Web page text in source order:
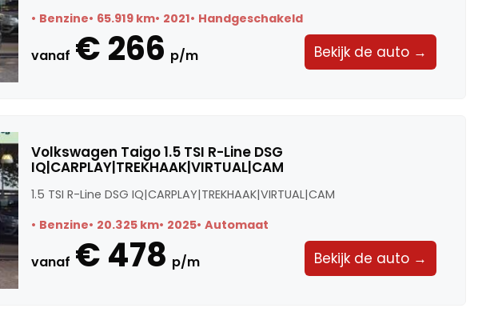
Benzine 65.919 km 2021 Handgeschakeld
vanaf € 266 p/m Bekijk de auto →
Volkswagen Taigo 1.5 TSI R-Line DSG
IQ|CARPLAY|TREKHAAK|VIRTUAL|CAM
1.5 TSI R-Line DSG IQ|CARPLAY|TREKHAAK|VIRTUAL|CAM
Benzine 20.325 km 2025 Automaat
vanaf € 478 p/m Bekijk de auto →